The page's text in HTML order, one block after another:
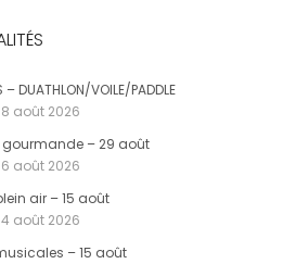
– DUATHLON/VOILE/PADDLE
8 août 2026
– 29 août
6 août 2026
air – 15 août
4 août 2026
– 15 août